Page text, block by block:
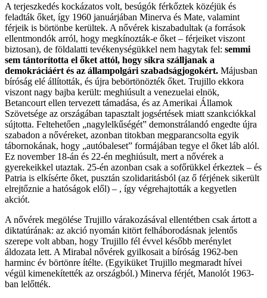
A terjeszkedés kockázatos volt, besúgók férkőztek közéjük és
feladták őket, így 1960 januárjában Minerva és Mate, valamint
férjeik is börtönbe kerültek. A nővérek kiszabadultak (a források
ellentmondók arról, hogy megkínozták-e őket – férjeiket viszont
biztosan), de földalatti tevékenységükkel nem hagytak fel: semmi
sem tántorította el őket attól, hogy síkra szálljanak a
demokráciáért és az állampolgári szabadságjogokért. Májusban
bíróság elé állították, és újra bebörtönözték őket. Trujillo ekkora
viszont nagy bajba került: meghiúsult a venezuelai elnök,
Betancourt ellen tervezett támadása, és az Amerikai Államok
Szövetsége az országában tapasztalt jogsértések miatt szankciókkal
sújtotta. Feltehetően „nagylelkűségét” demonstrálandó engedte újra
szabadon a nővéreket, azonban titokban megparancsolta egyik
tábornokának, hogy „autóbaleset” formájában tegye el őket láb alól.
Ez november 18-án és 22-én meghiúsult, mert a nővérek a
gyerekeikkel utaztak. 25-én azonban csak a sofőrükkel érkeztek – és
Patria is elkísérte őket, pusztán szolidaritásból (az ő férjének sikerült
elrejtőznie a hatóságok elől) – , így végrehajtották a kegyetlen
akciót.
A nővérek megölése Trujillo várakozásával ellentétben csak ártott a
diktatúrának: az akció nyomán kitört felháborodásnak jelentős
szerepe volt abban, hogy Trujillo fél évvel később merénylet
áldozata lett. A Mirabal nővérek gyilkosait a bíróság 1962-ben
harminc év börtönre ítélte. (Egyiküket Trujillo megmaradt hívei
végül kimenekítették az országból.) Minerva férjét, Manolót 1963-
ban lelőtték.